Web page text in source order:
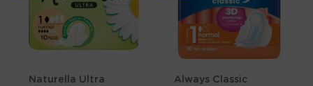
Naturella Ultra
Always Classic